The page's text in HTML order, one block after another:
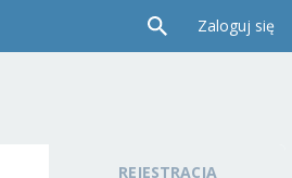
Zaloguj się
REJESTRACJA